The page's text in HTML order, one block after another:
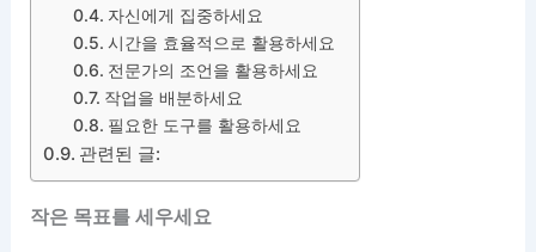
자신에게 집중하세요
시간을 효율적으로 활용하세요
전문가의 조언을 활용하세요
작업을 배분하세요
필요한 도구를 활용하세요
관련된 글:
작은 목표를 세우세요